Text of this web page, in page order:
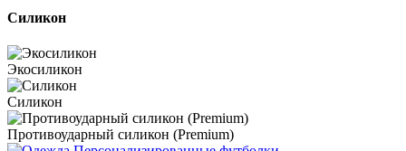
Силикон
Экосиликон
Силикон
Противоударный силикон (Premium)